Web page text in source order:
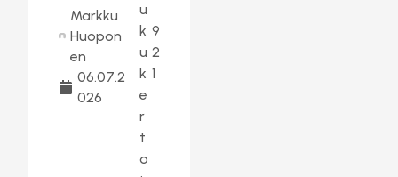
Markku
Huopon
en
06.07.2
026
u
k
u
k
e
r
t
o
9
2
1